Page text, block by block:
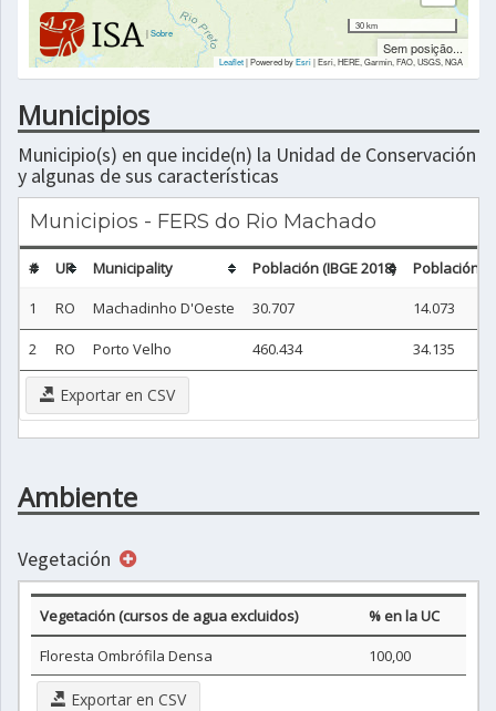
|Sobre
30 km
Sem posição...
Leaflet| Powered byEsri|Esri, HERE, Garmin, FAO, USGS, NGA
Municipios
Municipio(s) en que incide(n) la Unidad de Conservación
y algunas de sus características
Municipios - FERS do Rio Machado
# UF Municipality Población (IBGE 2018)
Población
1
RO Machadinho D'Oeste 30.707 14.073
2 RO Porto Velho 460.434 34.135
Exportar en CSV
Ambiente
Vegetación
Vegetación (cursos de agua excluidos)
% en la UC
Floresta Ombrófila Densa
100,00
Exportar en CSV